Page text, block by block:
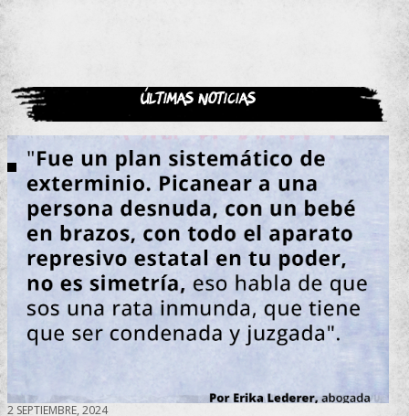
Últimas noticias
2 SEPTIEMBRE, 2024